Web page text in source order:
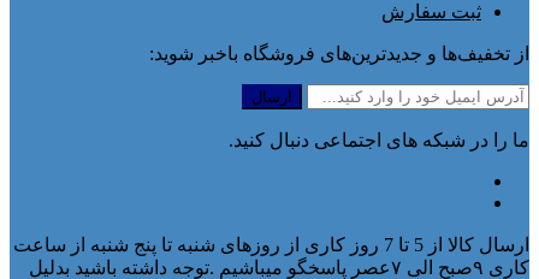
ثبت سفارش
از تخفیف‌ها و جدیدترین‌های فروشگاه باخبر شوید:
ما را در شبکه های اجتماعی دنبال کنید.
ارسال کالا از 5 تا 7 روز کاری از روزهای شنبه تا پنج شنبه از ساعت
کاری ۹صبح الی ۷عصر پاسخگو میباشیم .توجه داشته باشید بدلیل